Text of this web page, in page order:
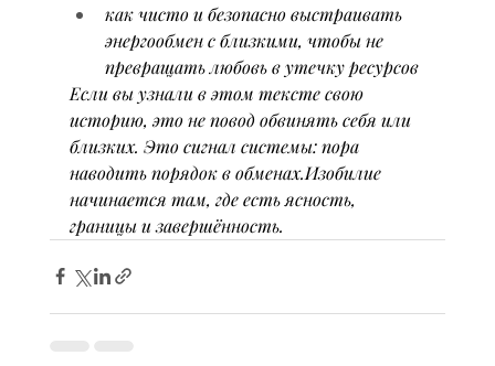
как чисто и безопасно выстраивать
энергообмен с близкими, чтобы не
превращать любовь в утечку ресурсов
Если вы узнали в этом тексте свою
историю, это не повод обвинять себя или
близких. Это сигнал системы: пора
наводить порядок в обменах.Изобилие
начинается там, где есть ясность,
границы и завершённость.